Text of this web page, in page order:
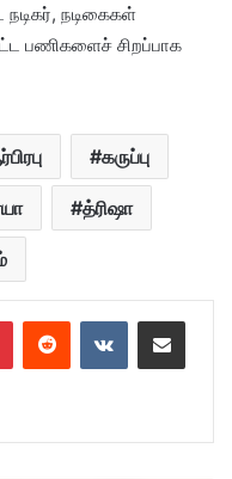
நடிகைகள்
பணிகளைச் சிறப்பாக
கருப்பு
த்ரிஷா
PinterestReddit VKontakteShare via Email